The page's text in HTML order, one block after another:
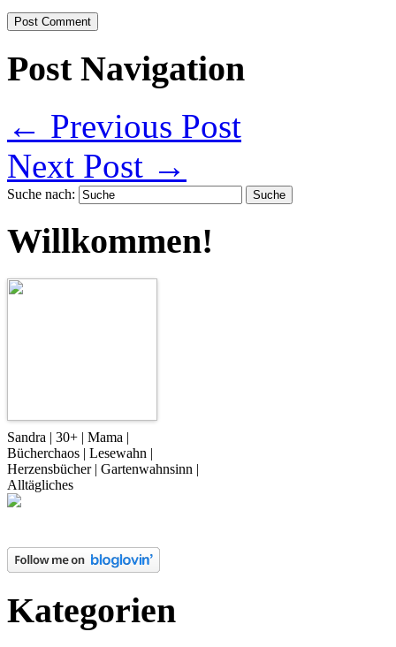
Post Navigation
← Previous Post
Next Post →
Suche nach:
Willkommen!
Sandra | 30+ | Mama |
Bücherchaos | Lesewahn |
Herzensbücher | Gartenwahnsinn |
Alltägliches
Kategorien